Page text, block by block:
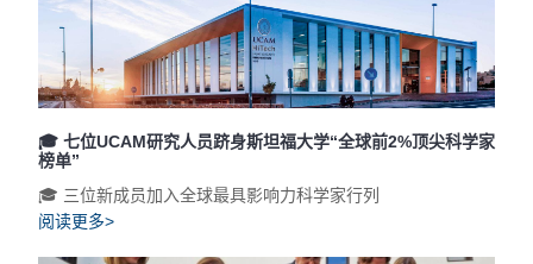
🎓 七位UCAM研究人员跻身斯坦福大学“全球前2%顶尖科学家
榜单”
🎓 三位新成员加入全球最具影响力科学家行列
阅读更多>